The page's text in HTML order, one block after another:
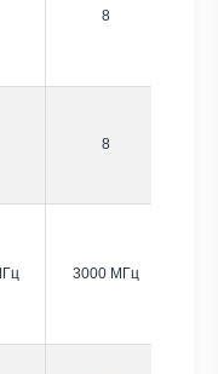
8
8
3000 МГц